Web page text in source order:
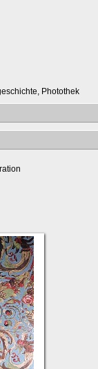
Photothek